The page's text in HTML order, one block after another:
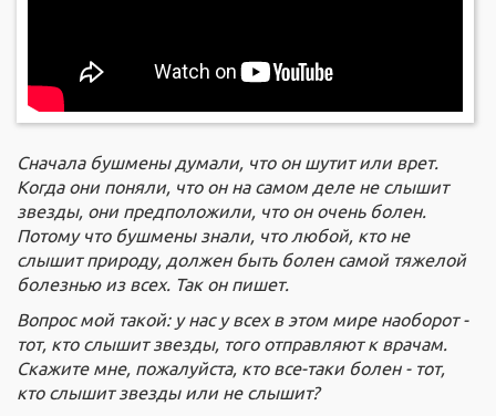
Сначала бушмены думали, что он шутит или врет.
Когда они поняли, что он на самом деле не слышит
звезды, они предположили, что он очень болен.
Потому что бушмены знали, что любой, кто не
слышит природу, должен быть болен самой тяжелой
болезнью из всех. Так он пишет.
Вопрос мой такой: у нас у всех в этом мире наоборот -
тот, кто слышит звезды, того отправляют к врачам.
Скажите мне, пожалуйста, кто все-таки болен - тот,
кто слышит звезды или не слышит?